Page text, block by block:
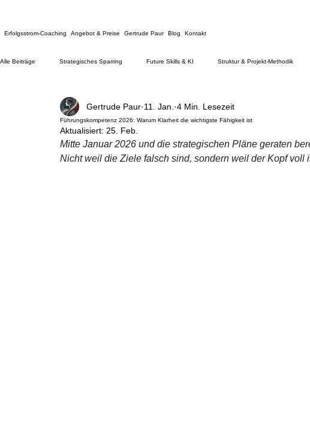
Erfolgsstrom-Coaching Angebot & Preise Gertrude Paur Blog Kontakt
Alle Beiträge Strategisches Sparring Future Skills & KI Struktur & Projekt-Methodik
Führungskompetenz 2026: Warum Klarheit die wichtigste Fähigkeit ist
Gertrude Paur 11. Jan. 4 Min. Lesezeit
Aktualisiert: 25. Feb.
Mitte Januar 2026 und die strategischen Pläne geraten
Nicht weil die Ziele falsch sind, sondern weil der Kopf voll